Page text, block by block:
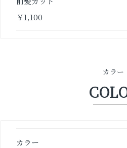
￥1,100
カラー
カラー